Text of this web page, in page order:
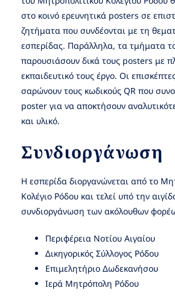
στο κοινό ερευνητικά posters σε
ζητήματα που συνδέονται με τη
εσπερίδας. Παράλληλα, τα τμήματα
παρουσιάσουν δικά τους posters με
εκπαιδευτικό τους έργο. Οι
σαρώνουν τους κωδικούς QR που
poster για να αποκτήσουν
και υλικό.
Συνδιοργάνωση
Η εσπερίδα διοργανώνεται από το
Κολέγιο Ρόδου και τελεί υπό την
συνδιοργάνωση των ακόλουθων
Περιφέρεια Νοτίου Αιγαίου
Δικηγορικός Σύλλογος Ρόδου
Επιμελητήριο Δωδεκανήσου
Ιερά Μητρόπολη Ρόδου